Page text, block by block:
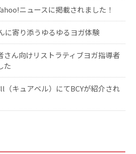
ニュースに掲載されました！
に寄り添うゆるゆるヨガ体験
さん向けリストラティブヨガ指導者
た
（キュアベル）にてBCYが紹介され